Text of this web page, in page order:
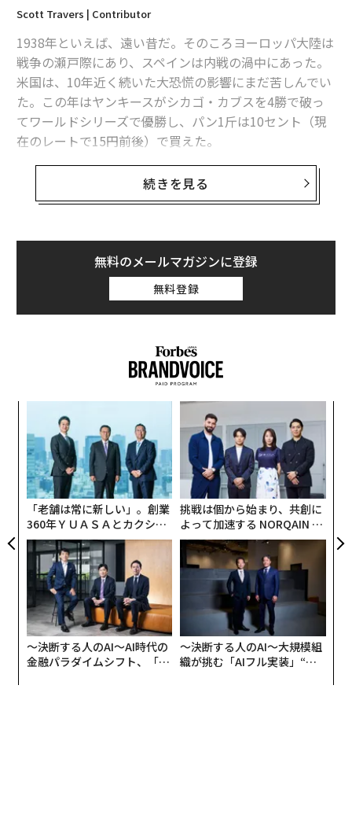
サメに襲われて死ぬ確率は？ 生物学者が教える「ジョーズの餌食」になら
ないための3つのルール
加速度30%向上 アミメハギの泳法が次世代ロボットのカギとなるか
なぜ『ジョーズ』に人はひどく恐怖するのか？ 名画の巧みな心理学的アプ
ローチを専門家が解説
サメの体内を覗いてみると──恐怖を誘うプラゴミ汚染の実態
Scott Travers | Contributor
1938年といえば、遠い昔だ。そのころヨーロッパ大陸は
戦争の瀬戸際にあり、スペインは内戦の渦中にあった。
米国は、10年近く続いた大恐慌の影響にまだ苦しんでい
た。この年はヤンキースがシカゴ・カブスを4勝で破っ
てワールドシリーズで優勝し、パン1斤は10セント（現
在のレートで15円前後）で買えた。
そのころ、オーストラリアからはるばる米国サンフラン
シスコへ向かう蒸気船が、1匹の生きた魚を運んでい
名づけられたハイギョ（肺魚）の若い個体だ。
このメスのハイギョは、同年から、サンフランシスコの
スタインハート水族館で1世紀近くの時を過ごすことに
なる（2023年のDNA分析では推定93歳［±9歳］とされ
続きを見る
無料のメールマガジンに登録
無料登録
「老舗は常に新しい」。創業
360年ＹＵＡＳＡとカクシン
CEO田尻望が語る、AIを超え
る人の価値
挑戦は個から始まり、共創に
よって加速する NORQAIN JA
PAN 特別座談会
〜決断する人のAI〜AI時代の
金融パラダイムシフト、「超
〜決断する人のAI〜大規模組
織が挑む「AIフル実装」“使